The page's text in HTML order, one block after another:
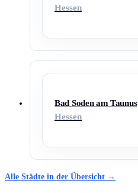
Hessen
Bad Soden am Taunus
Hessen
Alle Städte in der Übersicht →